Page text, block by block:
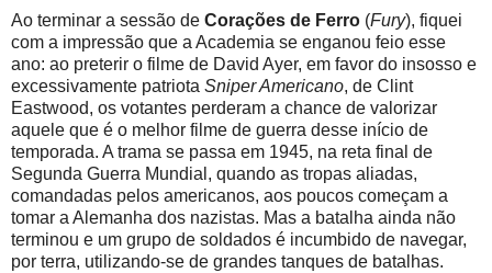
Ao terminar a sessão de Corações de Ferro (Fury), fiquei
com a impressão que a Academia se enganou feio esse
ano: ao preterir o filme de David Ayer, em favor do insosso e
excessivamente patriota Sniper Americano, de Clint
Eastwood, os votantes perderam a chance de valorizar
aquele que é o melhor filme de guerra desse início de
temporada. A trama se passa em 1945, na reta final de
Segunda Guerra Mundial, quando as tropas aliadas,
comandadas pelos americanos, aos poucos começam a
tomar a Alemanha dos nazistas. Mas a batalha ainda não
terminou e um grupo de soldados é incumbido de navegar,
por terra, utilizando-se de grandes tanques de batalhas.